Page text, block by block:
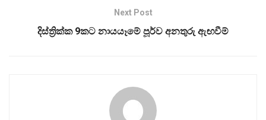
Next Post
දිස්ත්‍රික්ක 9කට නායයෑමේ පූර්ව අනතුරු ඇඟවීම්